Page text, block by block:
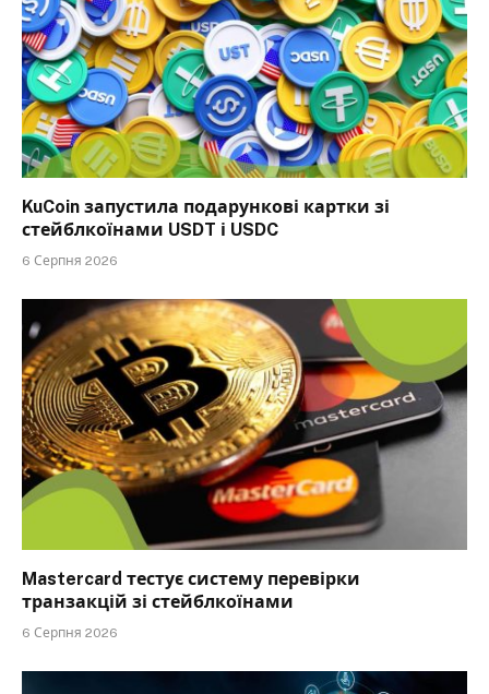
KuCoin запустила подарункові картки зі
стейблкоїнами USDT і USDC
6 Серпня 2026
Mastercard тестує систему перевірки
транзакцій зі стейблкоїнами
6 Серпня 2026